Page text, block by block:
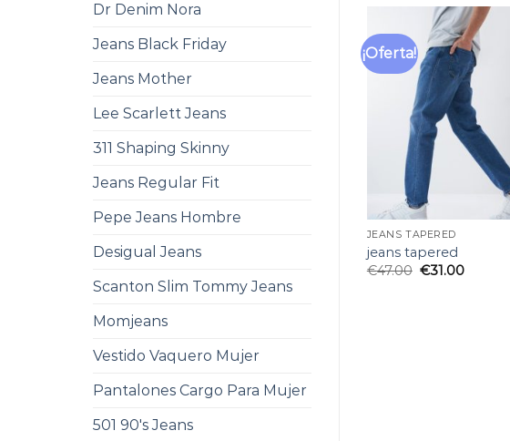
Dr Denim Nora
Jeans Black Friday
Jeans Mother
Lee Scarlett Jeans
311 Shaping Skinny
Jeans Regular Fit
Pepe Jeans Hombre
Desigual Jeans
Scanton Slim Tommy Jeans
Momjeans
Vestido Vaquero Mujer
Pantalones Cargo Para Mujer
501 90's Jeans
¡Oferta!
JEANS TAPERED
jeans tapered
€47.00 €31.00